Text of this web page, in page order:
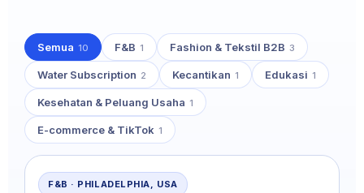
Semua 10 F&B 1 Fashion & Tekstil B2B 3
Water Subscription 2 Kecantikan 1 Edukasi 1
Kesehatan & Peluang Usaha 1
E-commerce & TikTok 1
F&B · PHILADELPHIA, USA